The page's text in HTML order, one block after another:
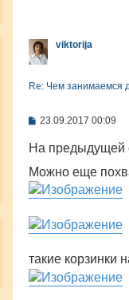
viktorija
Re: Чем занимаемся
С
о
б
щ
е
н
и
23.09.2017 00:09
На предыдущей
Можно еще
такие корзинки